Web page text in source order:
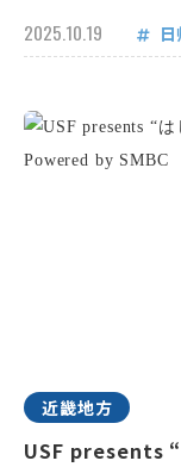
2025.10.19
近畿地方
USF presents “